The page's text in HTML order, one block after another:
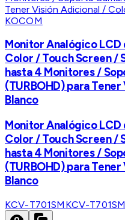
KOCOM
Monitor Analógico LCD
Color / Touch Screen /
hasta 4 Monitores /
(TURBOHD) para
Blanco
Monitor Analógico LCD
Color / Touch Screen /
hasta 4 Monitores /
(TURBOHD) para
Blanco
KCV-T701SM KCV-T701SM